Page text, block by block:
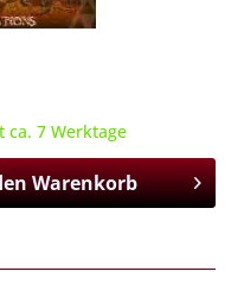
ca. 7 Werktage
Warenkorb